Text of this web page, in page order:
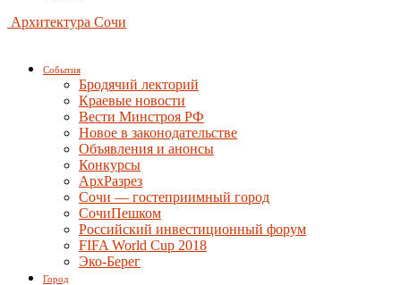
Архитектура Сочи
События
Бродячий лекторий
Краевые новости
Вести Минстроя РФ
Новое в законодательстве
Объявления и анонсы
Конкурсы
АрхРазрез
Сочи — гостеприимный город
СочиПешком
Российский инвестиционный форум
FIFA World Cup 2018
Эко-Берег
Город